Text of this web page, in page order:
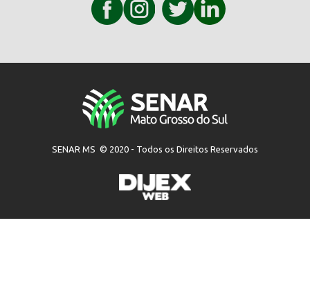
SENAR MS © 2020 - Todos os Direitos Reservados